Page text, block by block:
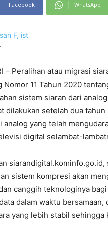
Facebook WhatsApp
– Peralihan atau migrasi
11 Tahun 2020
sistem siaran dari
dilakukan setelah dua
yang telah
digital selambat-
sistem kompresi akan
canggih teknologinya
dalam waktu
yang lebih stabil